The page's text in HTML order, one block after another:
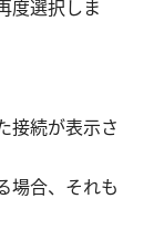
度選択しま
接続が表示さ
場合、それも